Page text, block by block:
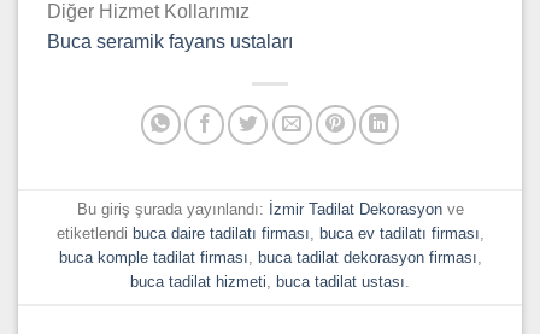
Diğer Hizmet Kollarımız
Buca seramik fayans ustaları
Bu giriş şurada yayınlandı: İzmir Tadilat Dekorasyonve
etiketlendi buca daire tadilatı firması, buca ev tadilatı firması,
buca komple tadilat firması, buca tadilat dekorasyon firması,
buca tadilat hizmeti, buca tadilat ustası.